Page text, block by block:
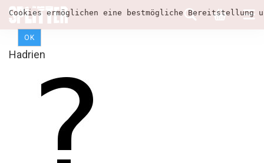
Cookies ermöglichen eine bestmögliche
OK
Hadrien